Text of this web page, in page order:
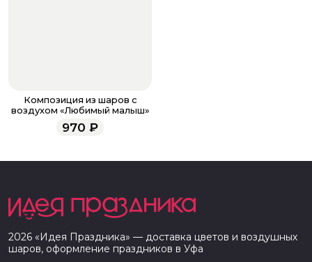
Композиция из шаров с
воздухом «Любимый малыш»
970 ₽
2026 «Идея Праздника» — доставка цветов и воздушных
шаров, оформление праздников в Уфа